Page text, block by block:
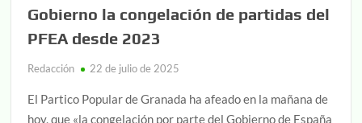
Gobierno la congelación de partidas del
PFEA desde 2023
Redacción 22 de julio de 2025
El Partico Popular de Granada ha afeado en la mañana de
hoy, que «la congelación por parte del Gobierno de España